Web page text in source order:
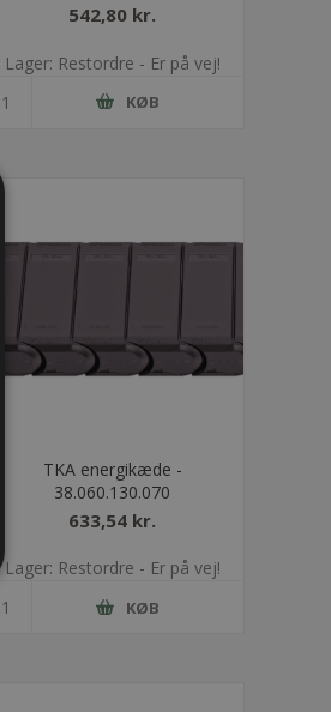
542,80 kr.
Lager: Restordre - Er på vej!
KØB
TKA energikæde -
38.060.130.070
633,54 kr.
Lager: Restordre - Er på vej!
KØB